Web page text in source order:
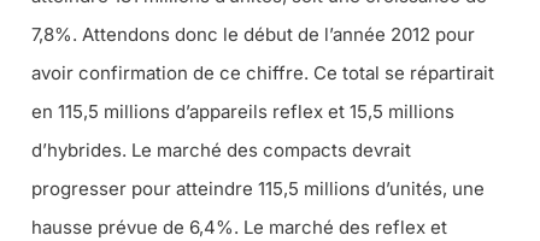
7,8%. Attendons donc le début de l’année 2012 pour
avoir confirmation de ce chiffre. Ce total se répartirait
en 115,5 millions d’appareils reflex et 15,5 millions
d’hybrides. Le marché des compacts devrait
progresser pour atteindre 115,5 millions d’unités, une
hausse prévue de 6,4%. Le marché des reflex et